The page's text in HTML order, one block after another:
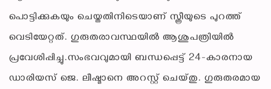
പൊട്ടിക്കുകയും ചെയ്തതിനിടെയാണ് സ്ത്രീയുടെ പുറത്ത്
വെടിയേറ്റത്. ഗുരുതരാവസ്ഥയില്‍ ആശുപത്രിയില്‍
പ്രവേശിപ്പിച്ചു.സംഭവവുമായി ബന്ധപ്പെട്ട് 24-കാരനായ
ഡാരിയസ് ജെ. ലീഷ്മാനെ അറസ്റ്റ് ചെയ്തു. ഗുരുതരമായ